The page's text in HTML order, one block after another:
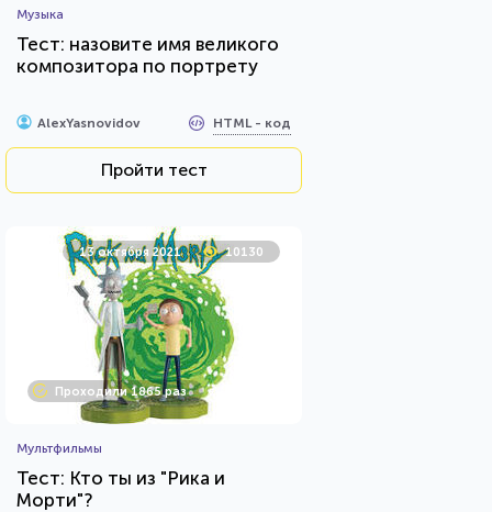
Музыка
Тест: назовите имя великого
композитора по портрету
AlexYasnovidov HTML - код
Пройти тест
13 октября 2021 10130
Проходили 1865 раз
Мультфильмы
Тест: Кто ты из "Рика и
Морти"?